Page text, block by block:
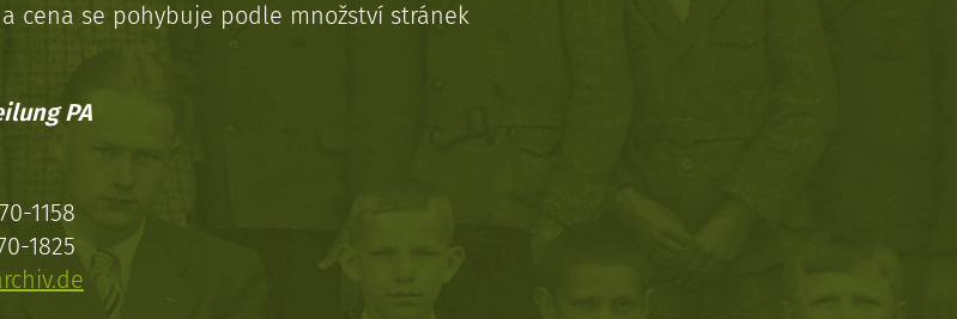
cena se pohybuje podle množství stránek
PA
1158
1825